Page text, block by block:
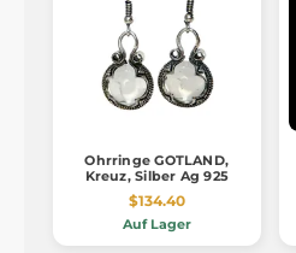
Ohrringe GOTLAND,
Kreuz, Silber Ag 925
$134.40
Auf Lager